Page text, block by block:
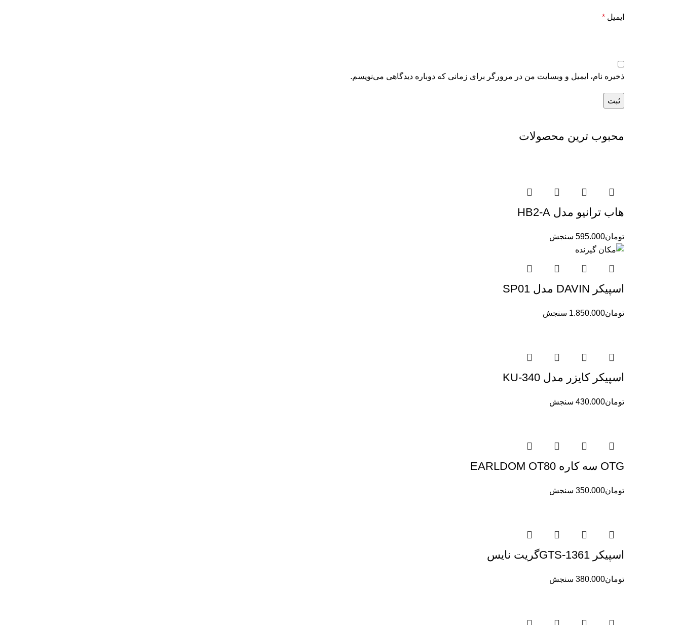
ایمیل *
ذخیره نام، ایمیل و وبسایت من در مرورگر برای زمانی که دوباره دیدگاهی می‌نویسم.
محبوب ترین محصولات
هاب ترانیو مدل HB2-A
تومان595.000 سنجش
اسپیکر DAVIN مدل SP01
تومان1.850.000 سنجش
اسپیکر کایزر مدل KU-340
تومان430.000 سنجش
OTG سه کاره EARLDOM OT80
تومان350.000 سنجش
اسپیکر GTS-1361گریت نایس
تومان380.000 سنجش